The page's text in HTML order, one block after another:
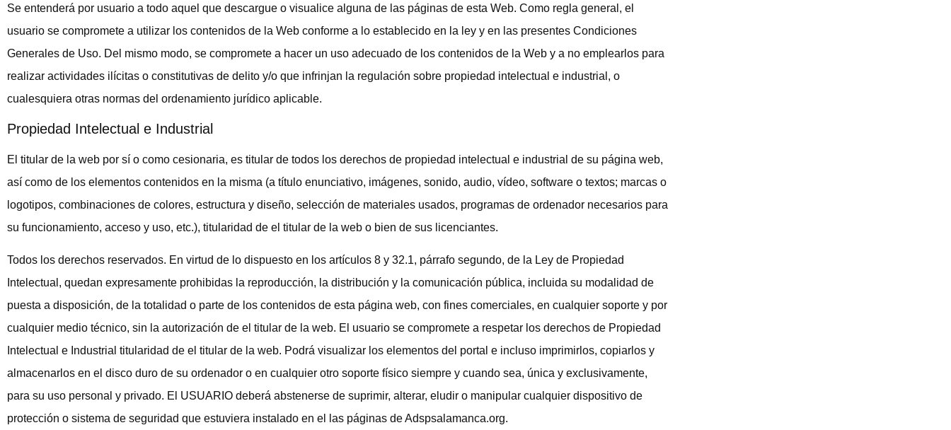
Se entenderá por usuario a todo aquel que descargue o visualice alguna de las páginas de esta Web. Como regla general, el
usuario se compromete a utilizar los contenidos de la Web conforme a lo establecido en la ley y en las presentes Condiciones
Generales de Uso. Del mismo modo, se compromete a hacer un uso adecuado de los contenidos de la Web y a no emplearlos para
realizar actividades ilícitas o constitutivas de delito y/o que infrinjan la regulación sobre propiedad intelectual e industrial, o
cualesquiera otras normas del ordenamiento jurídico aplicable.
Propiedad Intelectual e Industrial
El titular de la web por sí o como cesionaria, es titular de todos los derechos de propiedad intelectual e industrial de su página web,
así como de los elementos contenidos en la misma (a título enunciativo, imágenes, sonido, audio, vídeo, software o textos; marcas o
logotipos, combinaciones de colores, estructura y diseño, selección de materiales usados, programas de ordenador necesarios para
su funcionamiento, acceso y uso, etc.), titularidad de el titular de la web o bien de sus licenciantes.
Todos los derechos reservados. En virtud de lo dispuesto en los artículos 8 y 32.1, párrafo segundo, de la Ley de Propiedad
Intelectual, quedan expresamente prohibidas la reproducción, la distribución y la comunicación pública, incluida su modalidad de
puesta a disposición, de la totalidad o parte de los contenidos de esta página web, con fines comerciales, en cualquier soporte y por
cualquier medio técnico, sin la autorización de el titular de la web. El usuario se compromete a respetar los derechos de Propiedad
Intelectual e Industrial titularidad de el titular de la web. Podrá visualizar los elementos del portal e incluso imprimirlos, copiarlos y
almacenarlos en el disco duro de su ordenador o en cualquier otro soporte físico siempre y cuando sea, única y exclusivamente,
para su uso personal y privado. El USUARIO deberá abstenerse de suprimir, alterar, eludir o manipular cualquier dispositivo de
protección o sistema de seguridad que estuviera instalado en el las páginas de Adspsalamanca.org.